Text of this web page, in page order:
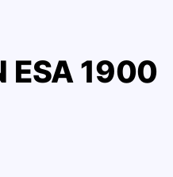
ESA 1900